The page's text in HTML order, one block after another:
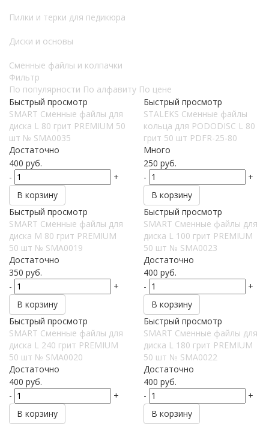
Пилки и терки для педикюра
Диски и основы
Сменные файлы и колпачки
Фильтр
По популярности По алфавиту По цене
Быстрый просмотр
SMART Сменные файлы для
диска L 80 грит PREMIUM 50
шт № SMA0035
Достаточно
400 руб.
-
+
В корзину
Быстрый просмотр
STALEKS Сменные файлы
кольца для PODODISC L 80
грит 50 шт PDFR-25-80
Много
250 руб.
-
+
В корзину
Быстрый просмотр
SMART Сменные файлы для
диска M 80 грит PREMIUM
50 шт № SMA0019
Достаточно
350 руб.
-
+
В корзину
Быстрый просмотр
SMART Сменные файлы для
диска L 100 грит PREMIUM
50 шт № SMA0023
Достаточно
400 руб.
-
+
В корзину
Быстрый просмотр
SMART Сменные файлы для
диска L 240 грит PREMIUM
50 шт № SMA0020
Достаточно
400 руб.
-
+
В корзину
Быстрый просмотр
SMART Сменные файлы для
диска L 180 грит PREMIUM
50 шт № SMA0022
Достаточно
400 руб.
-
+
В корзину